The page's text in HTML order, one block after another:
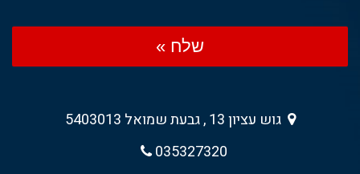
שלח »
גוש עציון 13 , גבעת שמואל 5403013
035327320